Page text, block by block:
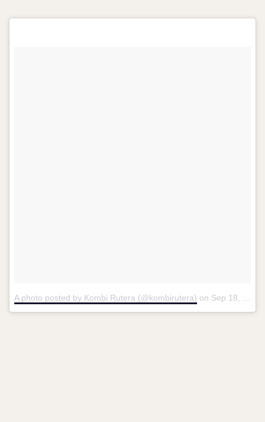
A photo posted by Kombi Rutera (@kombirutera) on Sep 18, 2016 at 11:00am PDT